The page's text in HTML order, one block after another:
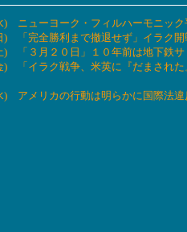
) ニューヨーク・フィルハーモニッ
) 「完全勝利まで撤退せず」イラク
) 「３月２０日」１０年前は地下鉄
) 「イラク戦争、米英に『だまされ
) アメリカの行動は明らかに国際法